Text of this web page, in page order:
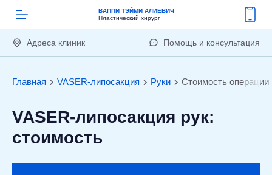
ВАППИ ТЭЙМИ АЛИЕВИЧ
Пластический хирург
Адреса клиник Помощь и консультация
Главная VASER-липосакция Руки Стоимость операции
VASER-липосакция рук:
стоимость